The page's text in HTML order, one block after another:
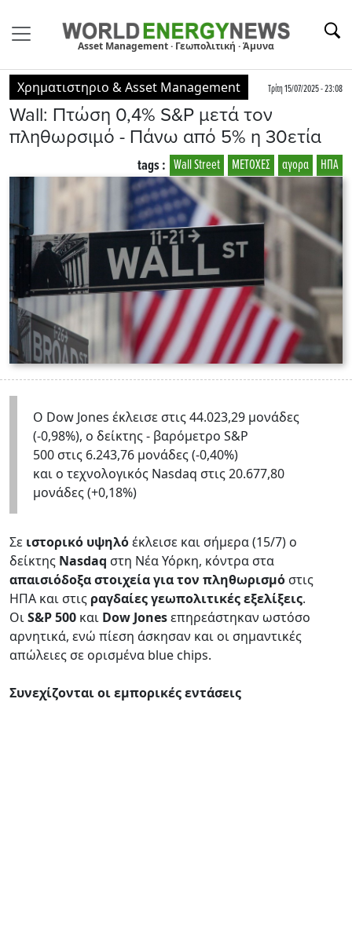
Asset Management · Γεωπολιτική · Άμυνα
Χρηματιστηριο & Asset Management Τρίτη 15/07/2025 - 23:08
Wall: Πτώση 0,4% S&P μετά τον
πληθωρσιμό - Πάνω από 5% η 30ετία
ΗΠΑ
αγορα
ΜΕΤΟΧΕΣ
Wall Street
tags :
Ο Dow Jones έκλεισε στις 44.023,29 μονάδες
(-0,98%), ο δείκτης - βαρόμετρο S&P
500 στις 6.243,76 μονάδες (-0,40%)
και ο τεχνολογικός Nasdaq στις 20.677,80
μονάδες (+0,18%)
Σε ιστορικό υψηλόέκλεισε και σήμερα (15/7) ο
δείκτης Nasdaq στη Νέα Υόρκη, κόντρα στα
απαισιόδοξα στοιχεία για τον πληθωρισμό στις
ΗΠΑ και στις ραγδαίες γεωπολιτικές εξελίξεις.
ΟιS&P 500 και Dow Jonesεπηρεάστηκαν ωστόσο
αρνητικά, ενώ πίεση άσκησαν και οι σημαντικές
απώλειες σε ορισμένα blue chips.
Συνεχίζονται οι εμπορικές εντάσεις